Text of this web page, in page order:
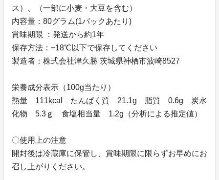
ス）、（一部に小麦・大豆を含む）
内容量：80グラム(1パックあたり)
賞味期限 ：発送から約1年
保存方法：−18℃以下で保存してください
製造者：株式会社津久勝 茨城県神栖市波崎8527
栄養成分表示（100g当たり）
熱量 111kcal たんぱく質 21.1g 脂質 0.6g 炭水
化物 5.3ｇ 食塩相当量 1.2g（分析による推定値）
〇使用上の注意
開封後は冷蔵庫に保管し、賞味期限に限らずお早めにお
召し上がりください。